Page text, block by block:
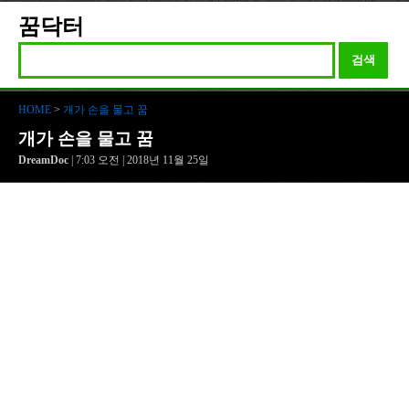
꿈닥터
검색
HOME > 개가 손을 물고 꿈
개가 손을 물고 꿈
DreamDoc | 7:03 오전 | 2018년 11월 25일